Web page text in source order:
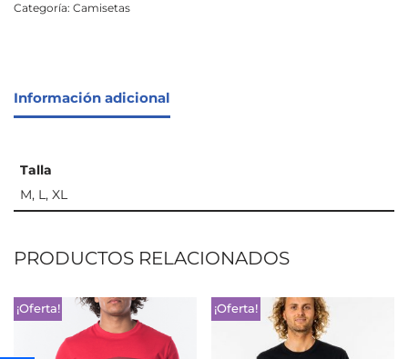
Categoría: Camisetas
Información adicional
Talla
M, L, XL
PRODUCTOS RELACIONADOS
¡Oferta! ¡Oferta!